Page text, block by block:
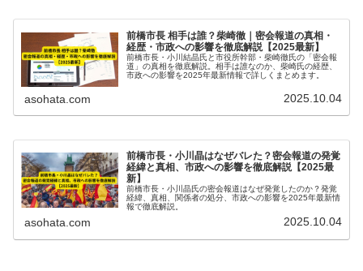
前橋市長 相手は誰？柴崎徹｜密会報道の真相・
経歴・市政への影響を徹底解説【2025最新】
前橋市長・小川結晶氏と市役所幹部・柴崎徹氏の「密会報
道」の真相を徹底解説。相手は誰なのか、柴崎氏の経歴、
市政への影響を2025年最新情報で詳しくまとめます。
asohata.com 2025.10.04
前橋市長・小川晶はなぜバレた？密会報道の発覚
経緯と真相、市政への影響を徹底解説【2025最
新】
前橋市長・小川晶氏の密会報道はなぜ発覚したのか？発覚
経緯、真相、関係者の処分、市政への影響を2025年最新情
報で徹底解説。
asohata.com 2025.10.04